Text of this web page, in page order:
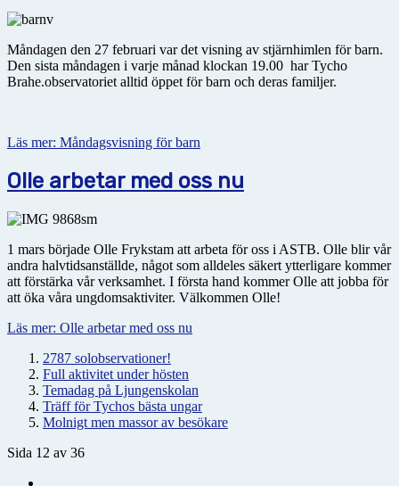
Måndagen den 27 februari var det visning av stjärnhimlen för barn.
Den sista måndagen i varje månad klockan 19.00 har Tycho
Brahe.observatoriet alltid öppet för barn och deras familjer.
Läs mer: Måndagsvisning för barn
Olle arbetar med oss nu
1 mars började Olle Frykstam att arbeta för oss i ASTB. Olle blir vår
andra halvtidsanställde, något som alldeles säkert ytterligare kommer
att förstärka vår verksamhet. I första hand kommer Olle att jobba för
att öka våra ungdomsaktiviter. Välkommen Olle!
Läs mer: Olle arbetar med oss nu
2787 solobservationer!
Full aktivitet under hösten
Temadag på Ljungenskolan
Träff för Tychos bästa ungar
Molnigt men massor av besökare
Sida 12 av 36